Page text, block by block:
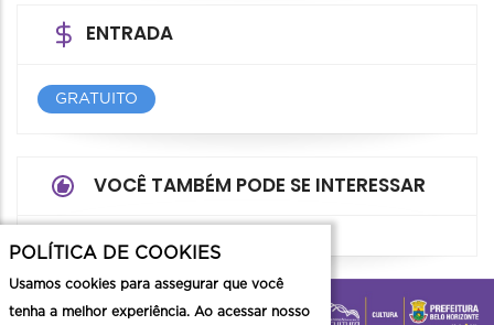
ENTRADA
GRATUITO
VOCÊ TAMBÉM PODE SE INTERESSAR
POLÍTICA DE COOKIES
Usamos cookies para assegurar que você
tenha a melhor experiência. Ao acessar nosso